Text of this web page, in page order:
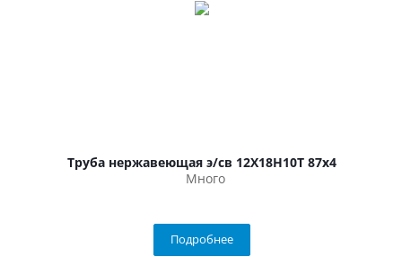
Труба нержавеющая э/св 12Х18Н10Т 87х4
Много
Подробнее